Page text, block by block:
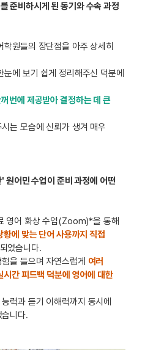
준비하시게 된 동기와 수속 과정
원들의 장단점을 아주 상세히
에 보기 쉽게 정리해주신 덕분에
번에 제공받아 결정하는 데 큰
는 모습에 신뢰가 생겨 매우
원어민 수업이 준비 과정에 어떤
영어 화상 수업(Zoom)*을 통해
에 맞는 단어 사용까지 직접
었습니다.
을 들으며 자연스럽게 여러
간 피드백 덕분에 영어에 대한
력과 듣기 이해력까지 동시에
니다.